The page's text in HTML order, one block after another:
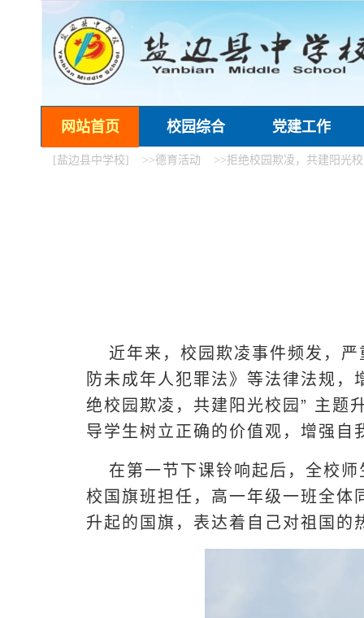
网站首页 校园综合 党建工作
[盐边县中学校] >>德育活动 >>拒绝校园欺凌，共建阳光
近年来，校园欺凌事件频发，
防未成年人犯罪法》等法律法规
绝校园欺凌，共建阳光校园” 主题
导学生树立正确的价值观，增强
在第一节下课铃响起后，全校
校国旗班担任，高一年级一班全
升起的国旗，表达着自己对祖国的